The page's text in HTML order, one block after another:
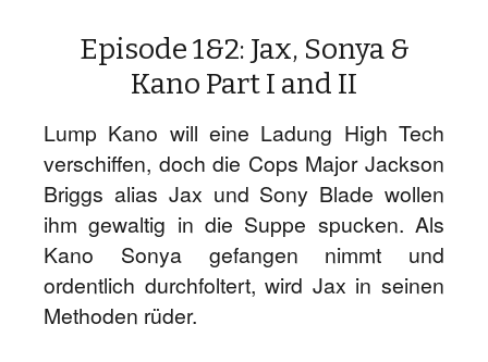
Episode 1&2: Jax, Sonya &
Kano Part I and II
Lump Kano will eine Ladung High Tech
verschiffen, doch die Cops Major Jackson
Briggs alias Jax und Sony Blade wollen
ihm gewaltig in die Suppe spucken. Als
Kano Sonya gefangen nimmt und
ordentlich durchfoltert, wird Jax in seinen
Methoden rüder.